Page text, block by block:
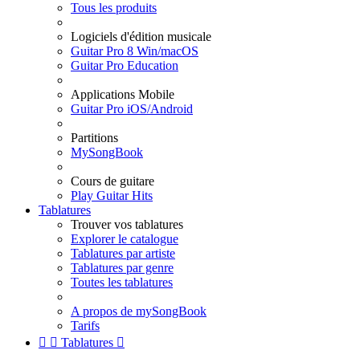
Tous les produits
Logiciels d'édition musicale
Guitar Pro 8 Win/macOS
Guitar Pro Education
Applications Mobile
Guitar Pro iOS/Android
Partitions
MySongBook
Cours de guitare
Play Guitar Hits
Tablatures
Trouver vos tablatures
Explorer le catalogue
Tablatures par artiste
Tablatures par genre
Toutes les tablatures
A propos de mySongBook
Tarifs
  Tablatures 